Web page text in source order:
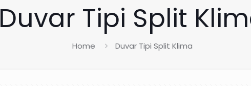
Duvar Tipi Split
Home Duvar Tipi Split Klima